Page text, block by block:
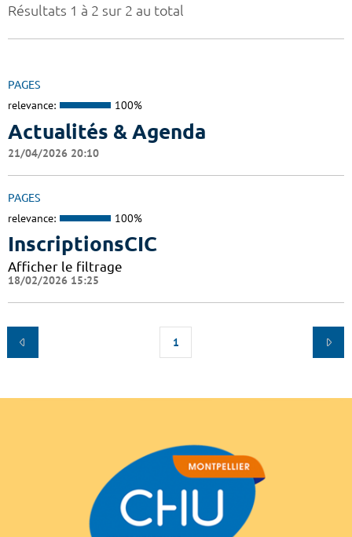
Résultats 1 à 2 sur 2 au total
PAGES
relevance: 100%
Actualités & Agenda
21/04/2026 20:10
PAGES
relevance: 100%
InscriptionsCIC
Afficher le filtrage
18/02/2026 15:25
1